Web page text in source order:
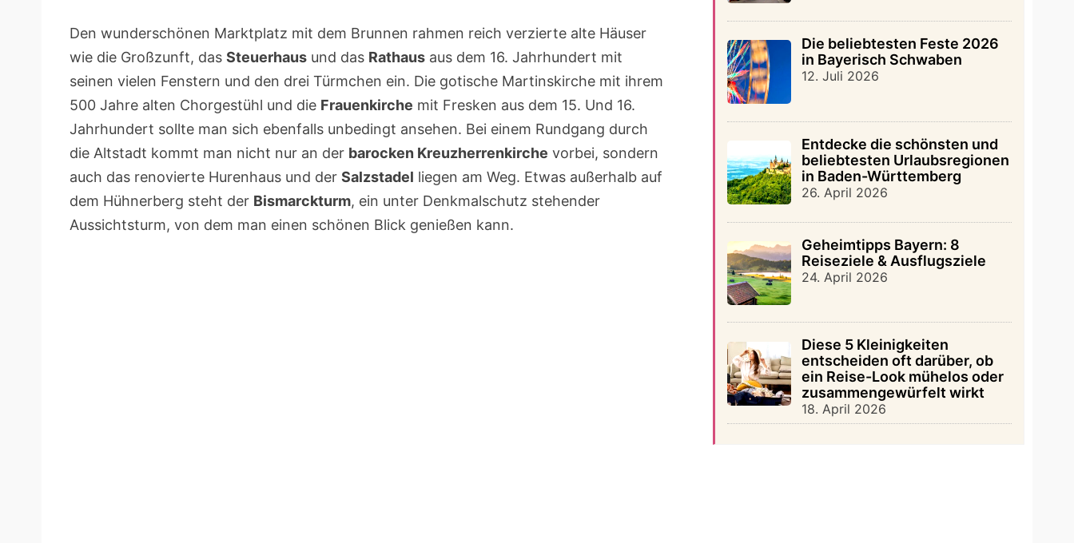
Den wunderschönen Marktplatz mit dem Brunnen rahmen reich verzierte alte Häuser
wie die Großzunft, das Steuerhaus und das Rathaus aus dem 16. Jahrhundert mit
seinen vielen Fenstern und den drei Türmchen ein. Die gotische Martinskirche mit ihrem
500 Jahre alten Chorgestühl und die Frauenkirche mit Fresken aus dem 15. Und 16.
Jahrhundert sollte man sich ebenfalls unbedingt ansehen. Bei einem Rundgang durch
die Altstadt kommt man nicht nur an der barocken Kreuzherrenkirche vorbei, sondern
auch das renovierte Hurenhaus und der Salzstadel liegen am Weg. Etwas außerhalb auf
dem Hühnerberg steht der Bismarckturm, ein unter Denkmalschutz stehender
Aussichtsturm, von dem man einen schönen Blick genießen kann.
Die beliebtesten Feste 2026
in Bayerisch Schwaben
12. Juli 2026
Entdecke die schönsten und
beliebtesten Urlaubsregionen
in Baden-Württemberg
26. April 2026
Geheimtipps Bayern: 8
Reiseziele & Ausflugsziele
24. April 2026
Diese 5 Kleinigkeiten
entscheiden oft darüber, ob
ein Reise-Look mühelos oder
zusammengewürfelt wirkt
18. April 2026